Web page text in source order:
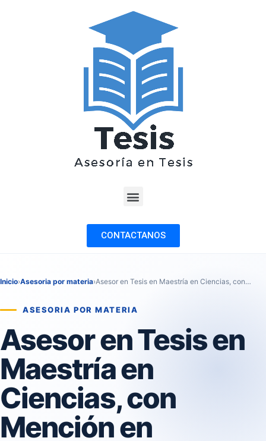
CONTACTANOS
Inicio›Asesoria por materia›Asesor en Tesis en Maestría en Ciencias, con…
ASESORIA POR MATERIA
Asesor en Tesis en
Maestría en
Ciencias, con
Mención en